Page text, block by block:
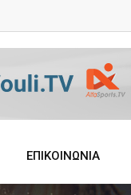
ΕΠΙΚΟΙΝΩΝΙΑ